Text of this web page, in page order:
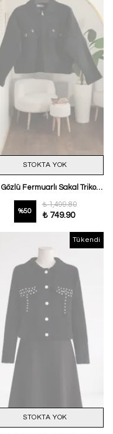
STOKTA YOK
Kuş Gözlü Fermuarlı Sakal Triko Ceket Siyah
%50
₺ 1,499.80
₺ 749.90
Tükendi
STOKTA YOK